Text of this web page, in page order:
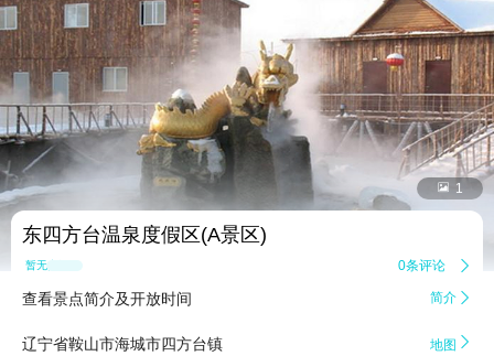
 1
东四方台温泉度假区(A景区)
暂无点评 0条评论 
查看景点简介及开放时间 简介 
辽宁省鞍山市海城市四方台镇 地图 
